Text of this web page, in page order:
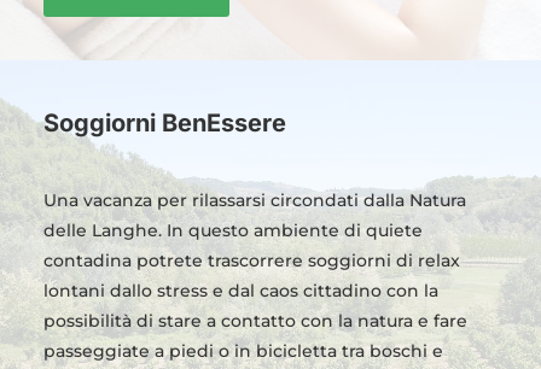
Soggiorni BenEssere
Una vacanza per rilassarsi circondati dalla Natura
delle Langhe. In questo ambiente di quiete
contadina potrete trascorrere soggiorni di relax
lontani dallo stress e dal caos cittadino con la
possibilità di stare a contatto con la natura e fare
passeggiate a piedi o in bicicletta tra boschi e